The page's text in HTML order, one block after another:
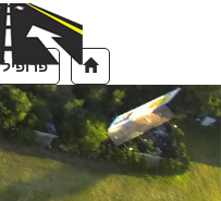
פרופיל